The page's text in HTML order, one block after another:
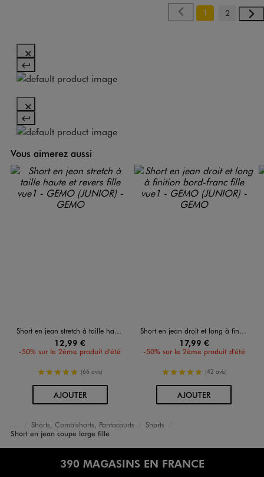
1 2
Vous aimerez aussi
Short en jean stretch à taille haute et revers fille
12,99 €
-50% sur le 2ème produit d'été
5/5 de moyenne
(66 avis)
AJOUTERAU PANIER
Short en jean droit et long à finition bord-franc fille
17,99 €
-50% sur le 2ème produit d'été
5/5 de moyenne
(42 avis)
AJOUTERAU PANIER
Accueil
Fille
Vêtements
Shorts, Combishorts, Pantacourts
Shorts
Short en jean coupe large fille
390 MAGASINS EN FRANCE